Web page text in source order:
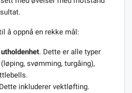
å oppnå en rekke mål:
utholdenhet. Dette er alle typer
svømming, turgåing),
inkluderer vektløfting.